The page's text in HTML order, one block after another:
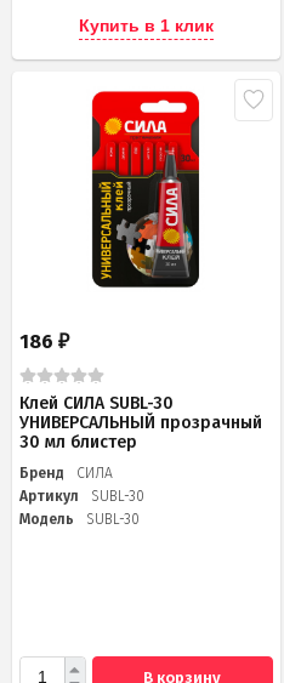
Купить в 1 клик
186 ₽
Клей СИЛА SUBL-30
УНИВЕРСАЛЬНЫЙ прозрачный
30 мл блистер
Бренд
СИЛА
Артикул
SUBL-30
Модель
SUBL-30
В корзину